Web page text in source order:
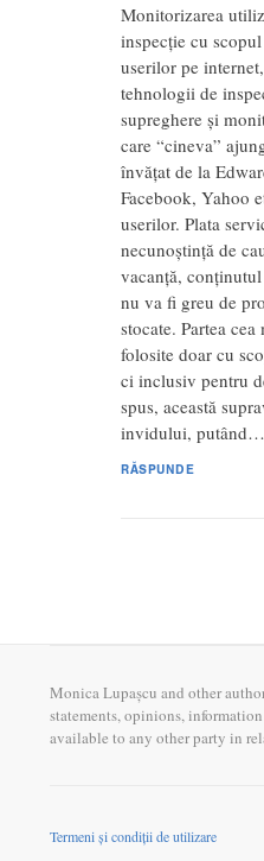
Monitorizarea
inspecție cu
userilor pe
tehnologii de
supreghere și
care “cineva”
învățat de la
Facebook, Yahoo
userilor. Plata
necunoștință de
vacanță,
nu va fi greu de
stocate. Partea
folosite doar cu
ci inclusiv pentru
spus, această
invidului, putând…
RĂSPUNDE
Monica Lupașcu and other
statements, opinions,
available to any other party in
Termeni și condiții de utilizare